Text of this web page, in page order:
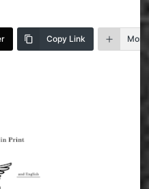
Copy Link More